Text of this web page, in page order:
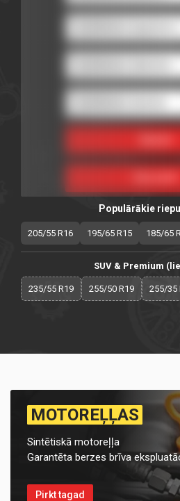
Populārākie
205/55 R16 195/65 R15 185/65
SUV & Premium
235/55 R19 255/50 R19 255/35
MOTOREĻĻAS
Sintētiskā motoreļļa
Garantēta berzes brīva
Pirkt tagad